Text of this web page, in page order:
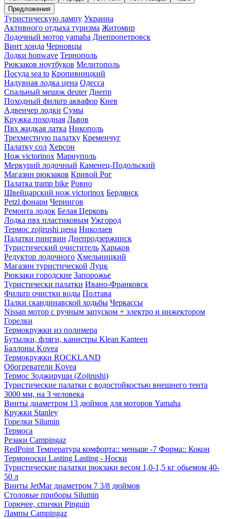
Предложения
Туристическую лампу Украина
Активного отдыха туризма Житомир
Лодочный мотор yamaha Днепропетровск
Винт хонда Черновцы
Лодки honwave Тернополь
Рюкзаков ноутбуков Мелитополь
Посуда sea to Кропивницкий
Надувная лодка цена Одесса
Спальный мешок deuter Днепр
Походный фильтр аквафор Киев
Адвенчер лодки Сумы
Кружка походная Львов
Пвх жидкая латка Никополь
Трехместную палатку Кременчуг
Палатку сол Херсон
Нож victorinox Мариуполь
Меркурий лодочный Каменец-Подольский
Магазин рюкзаков Кривой Рог
Палатка tramp bike Ровно
Швейцарский нож victorinox Бердянск
Petzl фонари Чернигов
Ремонта лодок Белая Церковь
Лодка пвх пластиковым Ужгород
Термос zojirushi цена Николаев
Палатки пингвин Днепродзержинск
Туристический очиститель Харьков
Редуктор лодочного Хмельницкий
Магазин туристической Луцк
Рюкзаки городские Запорожье
Туристически палатки Ивано-Франковск
Фильтр очистки воды Полтава
Палки скандинавской ходьбы Черкассы
Nissan мотор с ручным запуском + электро и инжектором
Горелки
Термокружки из полимера
Бутылки, фляги, канистры Klean Kanteen
Баллоны Kovea
Термокружки ROCKLAND
Обогреватели Kovea
Термос Зоджируши (Zojirushi)
Туристические палатки с водостойкостью внешнего тента
3000 мм, на 3 человека
Винты диаметром 13 дюймов для моторов Yamaha
Кружки Stanley
Горелки Silumin
Термоса
Резаки Campingaz
RedPoint Температура комфорта:: меньше -7 Форма:: Кокон
Термоноски Lasting Lasting - Носки
Туристические палатки рюкзаки весом 1,0-1,5 кг обьемом 40-
50 л
Винты JetMar диаметром 7 3/8 дюймов
Столовые приборы Silumin
Горючее, спички Pinguin
Лампы Campingaz